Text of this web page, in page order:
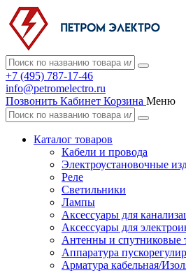
+7 (495) 787-17-46
info@petromelectro.ru
Позвонить Кабинет Корзина Меню
Каталог товаров
Кабели и провода
Электроустановочные
Реле
Светильники
Лампы
Аксессуары для
Аксессуары для
Антенны и спутниковые
Аппаратура
Арматура кабельная/